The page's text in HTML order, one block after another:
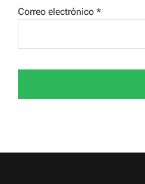
Correo electrónico *